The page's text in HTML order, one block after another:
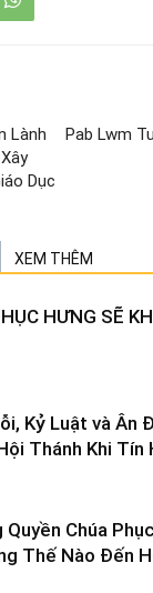
Lành
Dục
Pab Lwm
XEM THÊM
HƯNG SẼ
Kỷ Luật và Ân
Thánh Khi Tín
Quyền Chúa
Thế Nào Đến